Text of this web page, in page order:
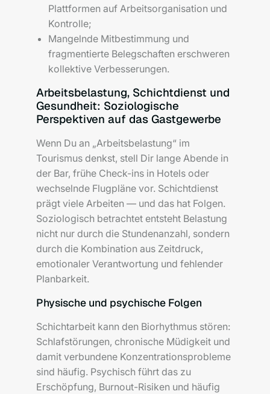
Plattformen auf Arbeitsorganisation und
Kontrolle;
Mangelnde Mitbestimmung und
fragmentierte Belegschaften erschweren
kollektive Verbesserungen.
Arbeitsbelastung, Schichtdienst und
Gesundheit: Soziologische
Perspektiven auf das Gastgewerbe
Wenn Du an „Arbeitsbelastung“ im
Tourismus denkst, stell Dir lange Abende in
der Bar, frühe Check-ins in Hotels oder
wechselnde Flugpläne vor. Schichtdienst
prägt viele Arbeiten — und das hat Folgen.
Soziologisch betrachtet entsteht Belastung
nicht nur durch die Stundenanzahl, sondern
durch die Kombination aus Zeitdruck,
emotionaler Verantwortung und fehlender
Planbarkeit.
Physische und psychische Folgen
Schichtarbeit kann den Biorhythmus stören:
Schlafstörungen, chronische Müdigkeit und
damit verbundene Konzentrationsprobleme
sind häufig. Psychisch führt das zu
Erschöpfung, Burnout-Risiken und häufig